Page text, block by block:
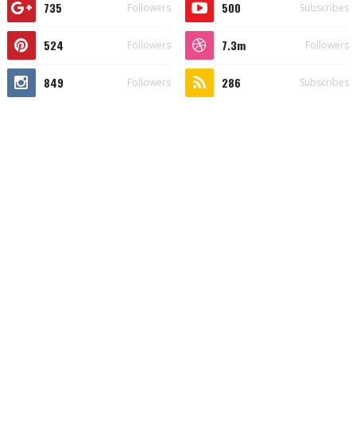
735 Followers 500 Subscribes
524 Followers 7.3m Followers
849 Followers 286 Subscribes